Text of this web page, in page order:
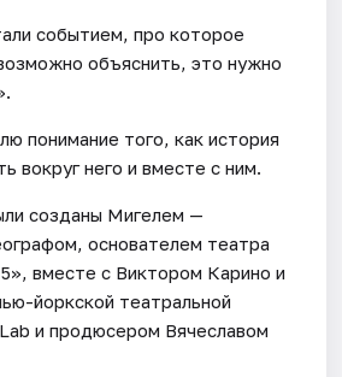
событием, про которое
объяснить, это нужно
понимание того, как история
вокруг него и вместе с ним.
созданы Мигелем —
основателем театра
вместе с Виктором Карино и
йоркской театральной
и продюсером Вячеславом